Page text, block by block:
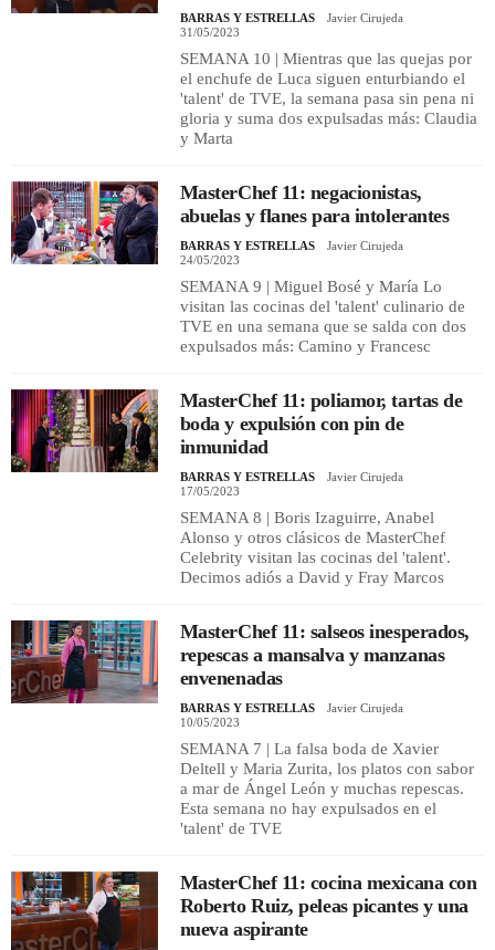
BARRAS Y ESTRELLAS
Javier Cirujeda
31/05/2023
SEMANA 10 | Mientras que las quejas por
el enchufe de Luca siguen enturbiando el
'talent' de TVE, la semana pasa sin pena ni
gloria y suma dos expulsadas más: Claudia
y Marta
MasterChef 11: negacionistas,
abuelas y flanes para intolerantes
BARRAS Y ESTRELLAS
Javier Cirujeda
24/05/2023
SEMANA 9 | Miguel Bosé y María Lo
visitan las cocinas del 'talent' culinario de
TVE en una semana que se salda con dos
expulsados más: Camino y Francesc
MasterChef 11: poliamor, tartas de
boda y expulsión con pin de
inmunidad
BARRAS Y ESTRELLAS
Javier Cirujeda
17/05/2023
SEMANA 8 | Boris Izaguirre, Anabel
Alonso y otros clásicos de MasterChef
Celebrity visitan las cocinas del 'talent'.
Decimos adiós a David y Fray Marcos
MasterChef 11: salseos inesperados,
repescas a mansalva y manzanas
envenenadas
BARRAS Y ESTRELLAS
Javier Cirujeda
10/05/2023
SEMANA 7 | La falsa boda de Xavier
Deltell y Maria Zurita, los platos con sabor
a mar de Ángel León y muchas repescas.
Esta semana no hay expulsados en el
'talent' de TVE
MasterChef 11: cocina mexicana con
Roberto Ruiz, peleas picantes y una
nueva aspirante